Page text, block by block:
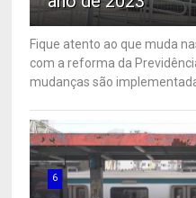
Fique atento ao que muda
com a reforma da
mudanças são
6